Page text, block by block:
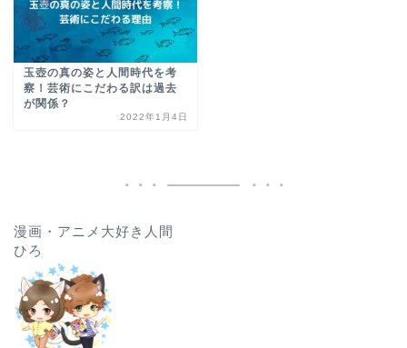
玉壺の真の姿と人間時代を考
察！芸術にこだわる訳は過去
が関係？
2022年1月4日
漫画・アニメ大好き人間
ひろ